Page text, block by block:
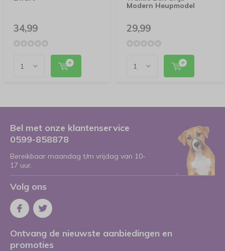
34,99
Modern Heupmodel
29,99
Bel met onze klantenservice
0599-858878
Bereikbaar maandag t/m vrijdag van 10-
17 uur.
Volg ons
Ontvang de nieuwste aanbiedingen en
promoties